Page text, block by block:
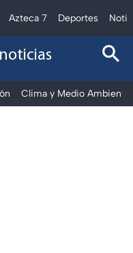
Azteca 7 Deportes
noticias
Clima y Medio Ambiente